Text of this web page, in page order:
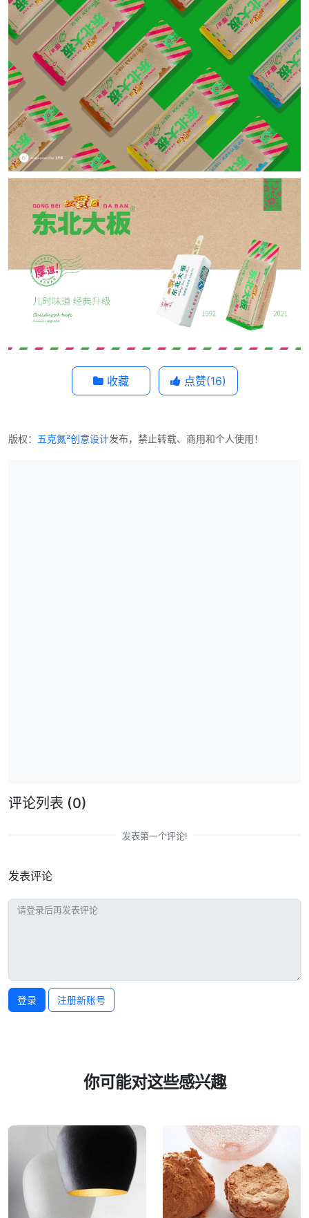
收藏 点赞(16)
版权： 五克氮²创意设计发布，禁止转载、商用和个人使用！
评论列表 (0)
发表第一个评论!
发表评论
登录 注册新账号
你可能对这些感兴趣